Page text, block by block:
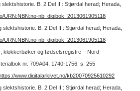
B. 2 Del II : Stjørdal herad; Herada,
URN:NBN:no-nb_digibok_2013061905118
B. 2 Del II : Stjørdal herad; Herada,
URN:NBN:no-nb_digibok_2013061905118
klokkerbøker og fødselsregistre – Nord-
nr. 709A04, 1740-1756, s. 255
www.digitalarkivet.no/kb20070925610292
B. 2 Del II : Stjørdal herad; Herada,